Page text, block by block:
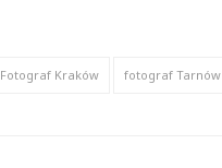
Fotograf Kraków fotograf Tarnów